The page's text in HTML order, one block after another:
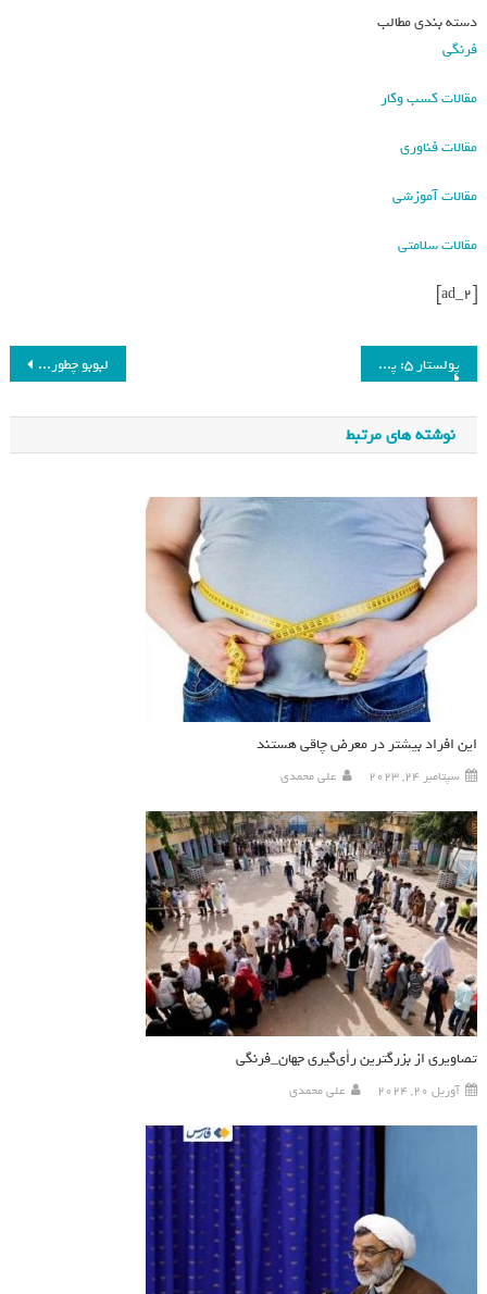
دسته بندی مطالب
فرنگی
مقالات کسب وکار
مقالات فناوری
مقالات آموزشی
مقالات سلامتی
[ad_2]
لبوبو چطور سلامت روان کودکان را تهدید می‌کند؟_فرنگی پولستار ۵: پرچمدار جدید برند چینی-سوئدی فرنگی
نوشته های مرتبط
این افراد بیشتر در معرض چاقی هستند
سپتامبر 24, 2023 علی محمدی
تصاویری از بزرگترین رأی‌گیری جهان_فرنگی
آوریل 20, 2024 علی محمدی